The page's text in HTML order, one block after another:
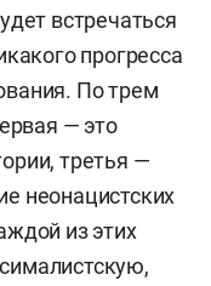
высшей школы, а
языками.
встречаться
прогресса
По трем
— это
третья —
неонацистских
из этих